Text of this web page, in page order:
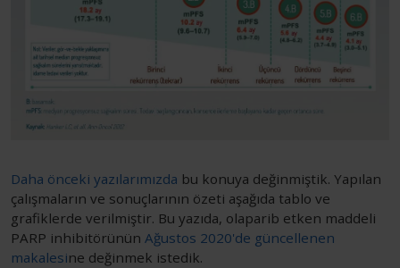
Daha önceki yazılarımızda bu konuya değinmiştik. Yapılan
çalışmaların ve sonuçlarının özeti aşağıda tablo ve
grafiklerde verilmiştir. Bu yazıda, olaparib etken maddeli
PARP inhibitörünün Ağustos 2020'de güncellenen
makalesine değinmek istedik.